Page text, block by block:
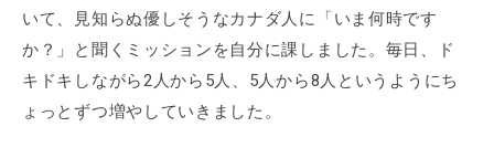
いて、見知らぬ優しそうなカナダ人に「いま何時です
か？」と聞くミッションを自分に課しました。毎日、ド
キドキしながら2人から5人、5人から8人というようにち
ょっとずつ増やしていきました。